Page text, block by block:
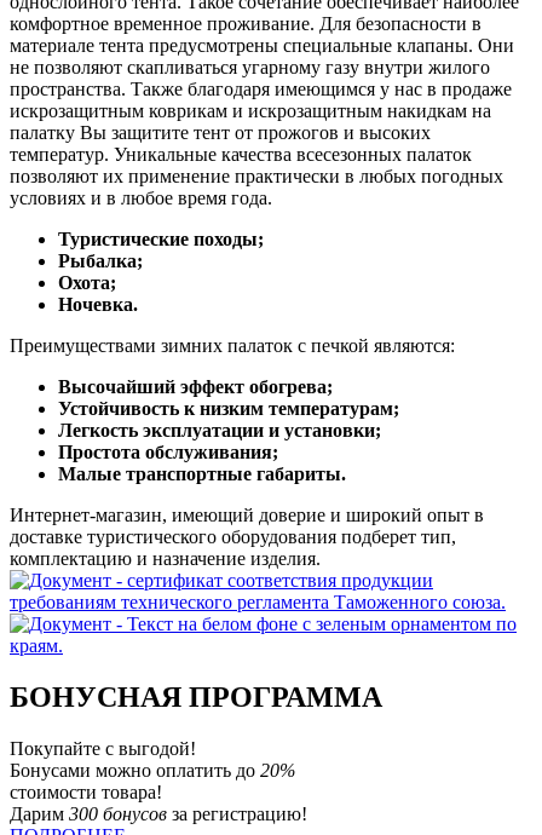
комфортное временное проживание. Для безопасности в
материале тента предусмотрены специальные клапаны. Они
не позволяют скапливаться угарному газу внутри жилого
пространства. Также благодаря имеющимся у нас в продаже
искрозащитным коврикам и искрозащитным накидкам на
палатку Вы защитите тент от прожогов и высоких
температур. Уникальные качества всесезонных палаток
позволяют их применение практически в любых погодных
условиях и в любое время года.
Туристические походы;
Рыбалка;
Охота;
Ночевка.
Преимуществами зимних палаток с печкой являются:
Высочайший эффект обогрева;
Устойчивость к низким температурам;
Легкость эксплуатации и установки;
Простота обслуживания;
Малые транспортные габариты.
Интернет-магазин, имеющий доверие и широкий опыт в
доставке туристического оборудования подберет тип,
комплектацию и назначение изделия.
БОНУСНАЯ ПРОГРАММА
Покупайте с выгодой!
Бонусами можно оплатить до 20%
стоимости товара!
Дарим 300 бонусов за регистрацию!